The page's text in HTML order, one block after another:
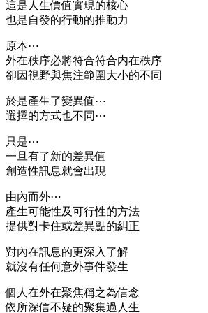
這是人生價值實現的核心
也是自發的行動的推動力
原本⋯
外在秩序必將符合符合内在秩序
卻因視野與焦注範圍大小的不同
於是產生了變異值⋯
選擇的方式也不同⋯
只是⋯
一旦有了新的差異值
創造性訊息就會出現
由內而外⋯
產生可能性及可行性的方法
提供對卡住或差異點的糾正
對內在訊息的更深入了解
就沒有任何意外事件發生
個人在外在聚焦稱之為信念
依所深信不疑的聚集過人生